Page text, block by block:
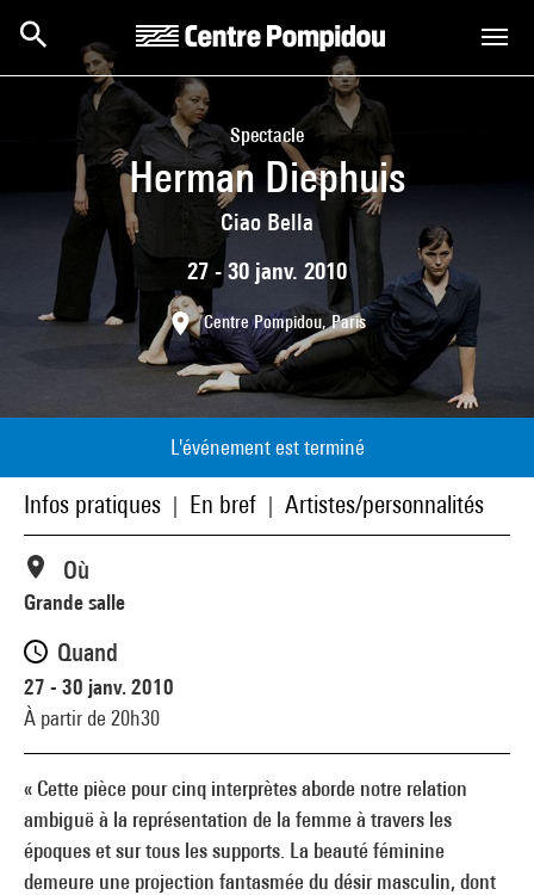
Spectacle
Herman Diephuis
Ciao Bella
27 - 30 janv. 2010
Centre Pompidou, Paris
L'événement est terminé
Infos pratiques En bref Artistes/personnalités
« Cette pièce pour cinq interprètes aborde notre relation
ambiguë à la représentation de la femme à travers les
époques et sur tous les supports. La beauté féminine
demeure une projection fantasmée du désir masculin, dont
Où
Grande salle
Quand
27 - 30 janv. 2010
À partir de 20h30